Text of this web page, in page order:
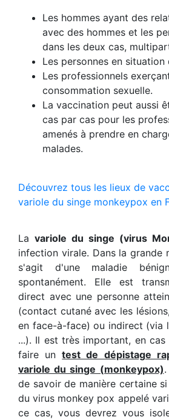
Les hommes ayant des
avec des hommes et les
dans les deux cas,
Les personnes en
Les professionnels
consommation sexuelle.
La vaccination peut aussi
cas par cas pour les
amenés à prendre en
malades.
Découvrez tous les lieux de
variole du singe monkeypox en
La variole du singe (virus
infection virale. Dans la grande
s'agit d'une maladie
spontanément. Elle est
direct avec une personne
(contact cutané avec les
en face-à-face) ou indirect (via
...). Il est très important, en
faire untest de dépistage
variole du singe (monkeypox)
de savoir de manière certaine
du virus monkey pox appelé
ce cas, vous devrez vous